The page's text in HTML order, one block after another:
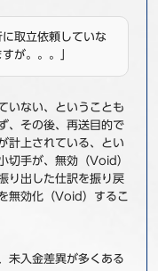
に取立依頼していな
が。。。」
いない、ということも
、その後、再送目的で
計上されている、とい
切手が、無効（Void）
り出した仕訳を振り戻
無効化（Void）するこ
未入金差異が多くある